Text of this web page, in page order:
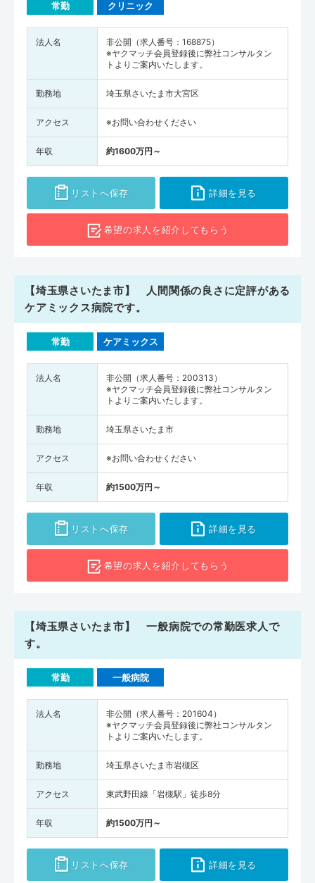
常勤 クリニック
法人名
非公開（求人番号：168875）
※ヤクマッチ会員登録後に弊社コンサルタン
トよりご案内いたします。
勤務地 埼玉県さいたま市大宮区
アクセス ※お問い合わせください
年収 約1600万円～
リストへ保存 詳細を見る
希望の求人を紹介してもらう
【埼玉県さいたま市】 人間関係の良さに定評がある
ケアミックス病院です。
常勤 ケアミックス
法人名
非公開（求人番号：200313）
※ヤクマッチ会員登録後に弊社コンサルタン
トよりご案内いたします。
勤務地 埼玉県さいたま市
アクセス ※お問い合わせください
年収 約1500万円～
リストへ保存 詳細を見る
希望の求人を紹介してもらう
【埼玉県さいたま市】 一般病院での常勤医求人で
す。
常勤 一般病院
法人名
非公開（求人番号：201604）
※ヤクマッチ会員登録後に弊社コンサルタン
トよりご案内いたします。
勤務地 埼玉県さいたま市岩槻区
アクセス 東武野田線「岩槻駅」徒歩8分
年収 約1500万円～
リストへ保存 詳細を見る